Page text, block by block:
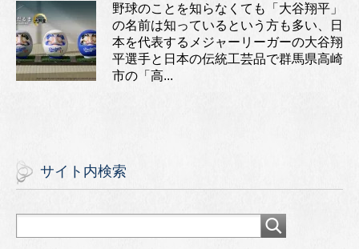
野球のことを知らなくても「大谷翔平」
の名前は知っているという方も多い、日
本を代表するメジャーリーガーの大谷翔
平選手と日本の伝統工芸品で群馬県高崎
市の「高...
サイト内検索